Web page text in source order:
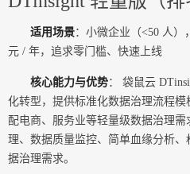
适用场景：小微企业（<50 人）
元 / 年，追求零门槛、快速上线
核心能力与优势： 袋鼠云
化转型，提供标准化数据治理流程
配电商、服务业等轻量级数据治理
理、数据质量监控、简单血缘分析
据治理需求。